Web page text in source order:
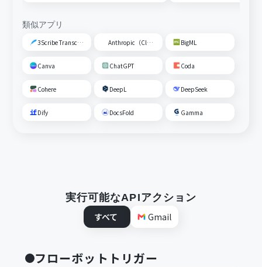
類似アプリ
3Scribe Transcription Anthropic（Claude） BigML
Canva ChatGPT Coda
Cohere DeepL DeepSeek
Dify DocsFold Gamma
実行可能なAPIアクション
すべて
Gmail
フローボットトリガー